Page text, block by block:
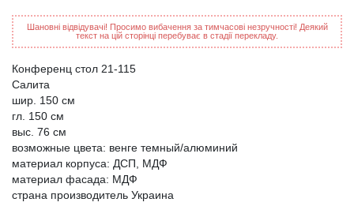
Шановні відвідувачі! Просимо вибачення за тимчасові незручності! Деякий
текст на цій сторінці перебуває в стадії перекладу.
Конференц стол 21-115
Салита
шир. 150 см
гл. 150 см
выс. 76 см
возможные цвета: венге темный/алюминий
материал корпуса: ДСП, МДФ
материал фасада: МДФ
страна производитель Украина